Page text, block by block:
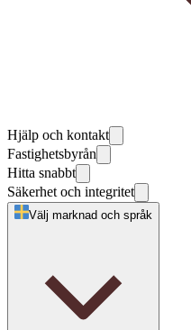
Hjälp och kontakt
Fastighetsbyrån
Hitta snabbt
Säkerhet och integritet
Välj marknad och språk